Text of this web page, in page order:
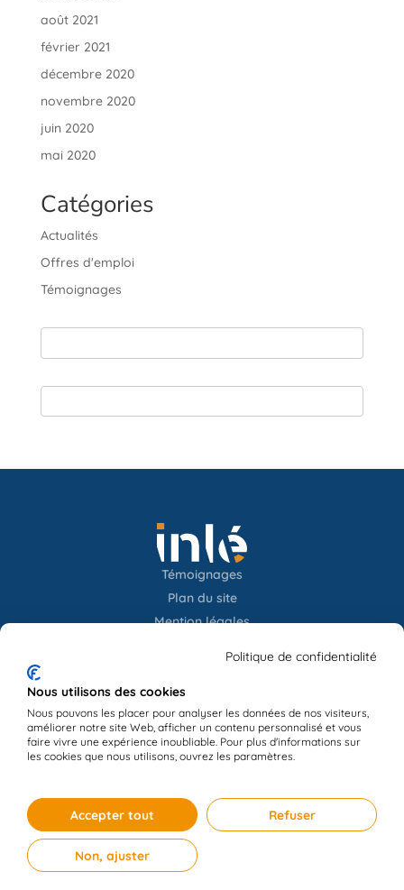
août 2021
février 2021
décembre 2020
novembre 2020
juin 2020
mai 2020
Catégories
Actualités
Offres d'emploi
Témoignages
Témoignages
Plan du site
Mention légales
Newsletter
Contact
Politique de confidentialité
Nous utilisons des cookies
Nous pouvons les placer pour analyser les données de nos visiteurs,
améliorer notre site Web, afficher un contenu personnalisé et vous
faire vivre une expérience inoubliable. Pour plus d'informations sur
les cookies que nous utilisons, ouvrez les paramètres.
Accepter tout Refuser
Non, ajuster